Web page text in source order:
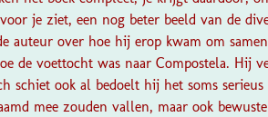
je ziet, een nog beter beeld van de
auteur over hoe hij erop kwam om
de voettocht was naar Compostela. Hij
schiet ook al bedoelt hij het soms
mee zouden vallen, maar ook